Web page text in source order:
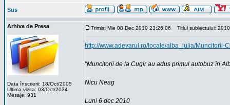
Sus
Arhiva de Presa
Data înscrierii: 18/Oct/2005
Ultima vizita: 03/Oct/2024
Mesaje: 931
Trimis: Mie 08 Dec 2010 23:26:06 Titlul subiectului:
http://www.adevarul.ro/locale/alba_iulia/
"Muncitorii de la Cugir au adus primul autobuz în
Nicu Neag
Luni 6 dec 2010